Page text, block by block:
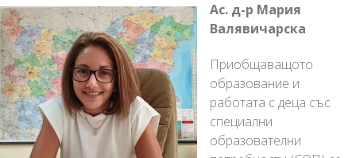
Ас. д-р Мария
Валявичарска
Приобщаващото
образование и
работата с деца със
специални
образователни